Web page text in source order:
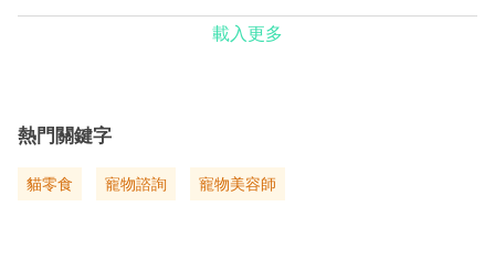
載入更多
熱門關鍵字
貓零食 寵物諮詢 寵物美容師